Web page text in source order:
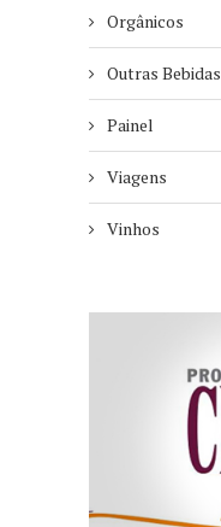
Orgânicos
Outras Bebidas
Painel
Viagens
Vinhos